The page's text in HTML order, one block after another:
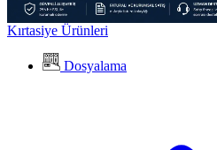
Kırtasiye Ürünleri
Dosyalama